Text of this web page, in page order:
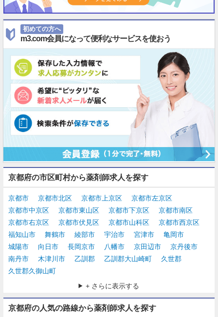
初めての方へ
m3.com会員になって便利なサービスを使おう
京都府の市区町村から薬剤師求人を探す
京都市 京都市北区 京都市上京区
京都市左京区
京都市中京区
京都市東山区 京都市下京区
京都市南区
京都市右京区
京都市伏見区 京都市山科区
京都市西京区
福知山市
舞鶴市 綾部市 宇治市 宮津市
亀岡市
城陽市
向日市 長岡京市 八幡市 京田辺市
京丹後市
南丹市
木津川市 乙訓郡 乙訓郡大山崎町
久世郡
久世郡久御山町
+ さらに表示する
京都府の人気の路線から薬剤師求人を探す